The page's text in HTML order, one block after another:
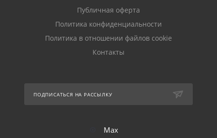
Публичная оферта
Политика конфиденциальности
Политика в отношении файлов cookie
Контакты
ПОДПИСАТЬСЯ НА РАССЫЛКУ
Max